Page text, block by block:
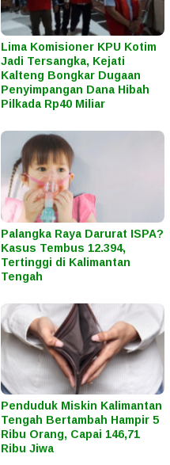
Lima Komisioner KPU Kotim
Jadi Tersangka, Kejati
Kalteng Bongkar Dugaan
Penyimpangan Dana Hibah
Pilkada Rp40 Miliar
Palangka Raya Darurat ISPA?
Kasus Tembus 12.394,
Tertinggi di Kalimantan
Tengah
Penduduk Miskin Kalimantan
Tengah Bertambah Hampir 5
Ribu Orang, Capai 146,71
Ribu Jiwa